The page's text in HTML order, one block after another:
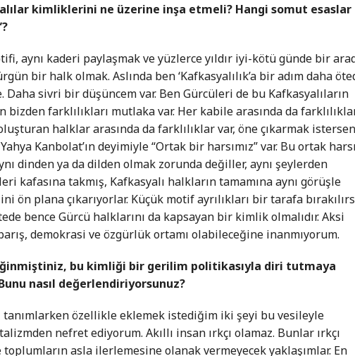
kimliklerini ne üzerine inşa etmeli? Hangi somut esaslar
aynı kaderi paylaşmak ve yüzlerce yıldır iyi-kötü günde bir
bir halk olmak. Aslında ben ‘Kafkasyalılık’a bir adım daha
Daha sivri bir düşüncem var. Ben Gürcüleri de bu Kafkasyalıların
farklılıkları mutlaka var. Her kabile arasında da
halklar arasında da farklılıklar var, öne çıkarmak
Kanbolat’ın deyimiyle “Ortak bir harsımız” var. Bu ortak harsı
dinden ya da dilden olmak zorunda değiller, aynı şeylerden
kafasına takmış, Kafkasyalı halkların tamamına aynı görüşle
ön plana çıkarıyorlar. Küçük motif ayrılıkları bir tarafa
bence Gürcü halklarını da kapsayan bir kimlik olmalıdır. Aksi
demokrasi ve özgürlük ortamı olabileceğine inanmıyorum.
bu kimliği bir gerilim politikasıyla diri tutmaya
nasıl değerlendiriyorsunuz?
tanımlarken özellikle eklemek istediğim iki şeyi bu vesileyle
nefret ediyorum. Akıllı insan ırkçı olamaz. Bunlar ırkçı
asla ilerlemesine olanak vermeyecek yaklaşımlar. En